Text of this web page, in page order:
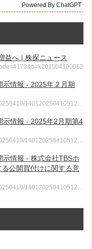
Powered By ChatGPT
益へ | 株探ニュース
情報 - 2025年２月期
140120250410512…
示情報 - 2025年2月期第4
140120250410512…
情報 - 株式会社TBSホ
公開買付けに関する意
140120250410512…